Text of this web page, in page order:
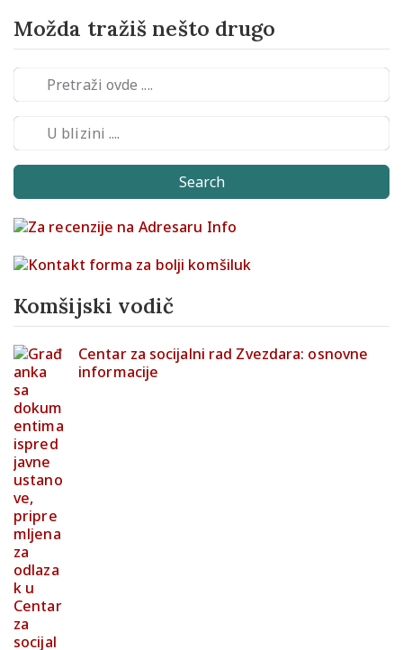
Možda tražiš nešto drugo
Search
Komšijski vodič
Centar za socijalni rad Zvezdara: osnovne
informacije